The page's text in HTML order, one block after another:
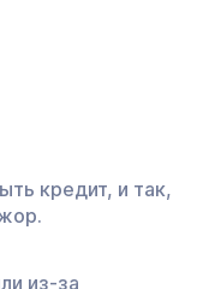
кредит, и так,
из-за